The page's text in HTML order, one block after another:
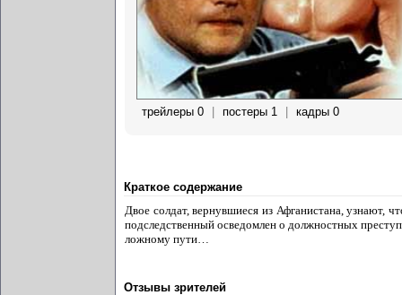
трейлеры 0 постеры 1 кадры 0
Краткое содержание
Двое солдат, вернувшиеся из Афганистана, узнают,
подследственный осведомлен о должностных
ложному пути…
Отзывы зрителей